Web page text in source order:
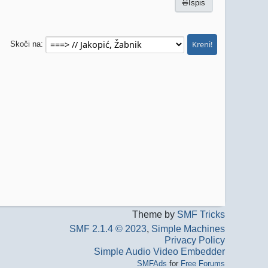
Ispis
Skoči na
Theme by SMF Tricks
SMF 2.1.4 © 2023, Simple Machines
Privacy Policy
Simple Audio Video Embedder
SMFAds for Free Forums